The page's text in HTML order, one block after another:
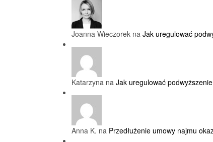
Joanna Wieczorek na Jak uregulować
Katarzyna na Jak uregulować
Anna K. na Przedłużenie umowy najmu